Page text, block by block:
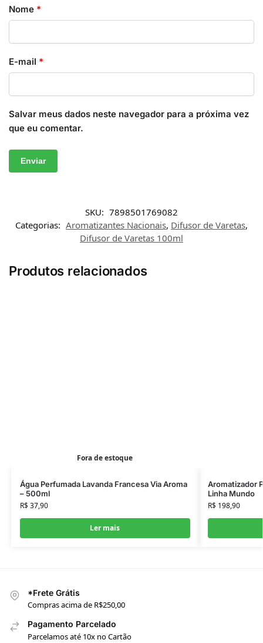
Nome *
E-mail *
Salvar meus dados neste navegador para a próxima vez
que eu comentar.
SKU: 7898501769082
Categorias: Aromatizantes Nacionais, Difusor de Varetas,
Difusor de Varetas 100ml
Produtos relacionados
Fora de estoque
Água Perfumada Lavanda Francesa Via Aroma
– 500ml
R$37,90
Ler mais
Aromatizador
Linha Mundo
R$198,90
*Frete Grátis
Compras acima de R$250,00
Pagamento Parcelado
Parcelamos até 10x no Cartão